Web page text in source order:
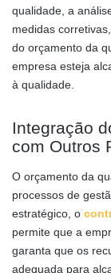
qualidade, a
medidas
do orçamento da
empresa esteja
à qualidade.
Integração
com Outros
O orçamento da
processos de
estratégico, o
permite que a
garanta que os
adequada para